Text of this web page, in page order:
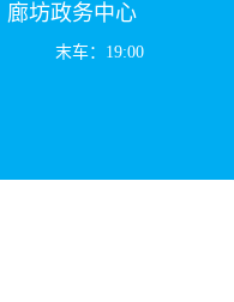
廊坊政务中心
末车：19:00